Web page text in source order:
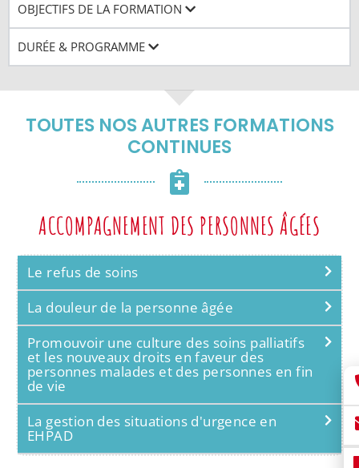
OBJECTIFS DE LA FORMATION
DURÉE & PROGRAMME
TOUTES NOS AUTRES FORMATIONS
CONTINUES
ACCOMPAGNEMENT DES PERSONNES ÂGÉES
Le refus de soins
La douleur de la personne âgée
Promouvoir une culture des soins palliatifs
et les nouveaux droits en faveur des
personnes malades et des personnes en fin
de vie
La gestion des situations d'urgence en
EHPAD